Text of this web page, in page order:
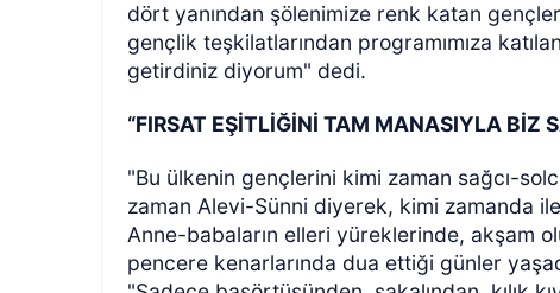
dört yanından şölenimize renk katan
gençlik teşkilatlarından programımıza
getirdiniz diyorum" dedi.
“FIRSAT EŞİTLİĞİNİ TAM MANASIYLA BİZ
"Bu ülkenin gençlerini kimi zaman sağcı-
zaman Alevi-Sünni diyerek, kimi zamanda
Anne-babaların elleri yüreklerinde, akşam
pencere kenarlarında dua ettiği günler